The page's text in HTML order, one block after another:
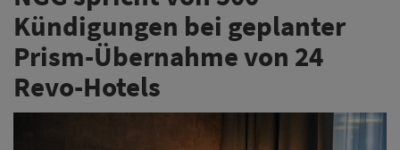
Kündigungen bei geplanter
Prism-Übernahme von 24
Revo-Hotels